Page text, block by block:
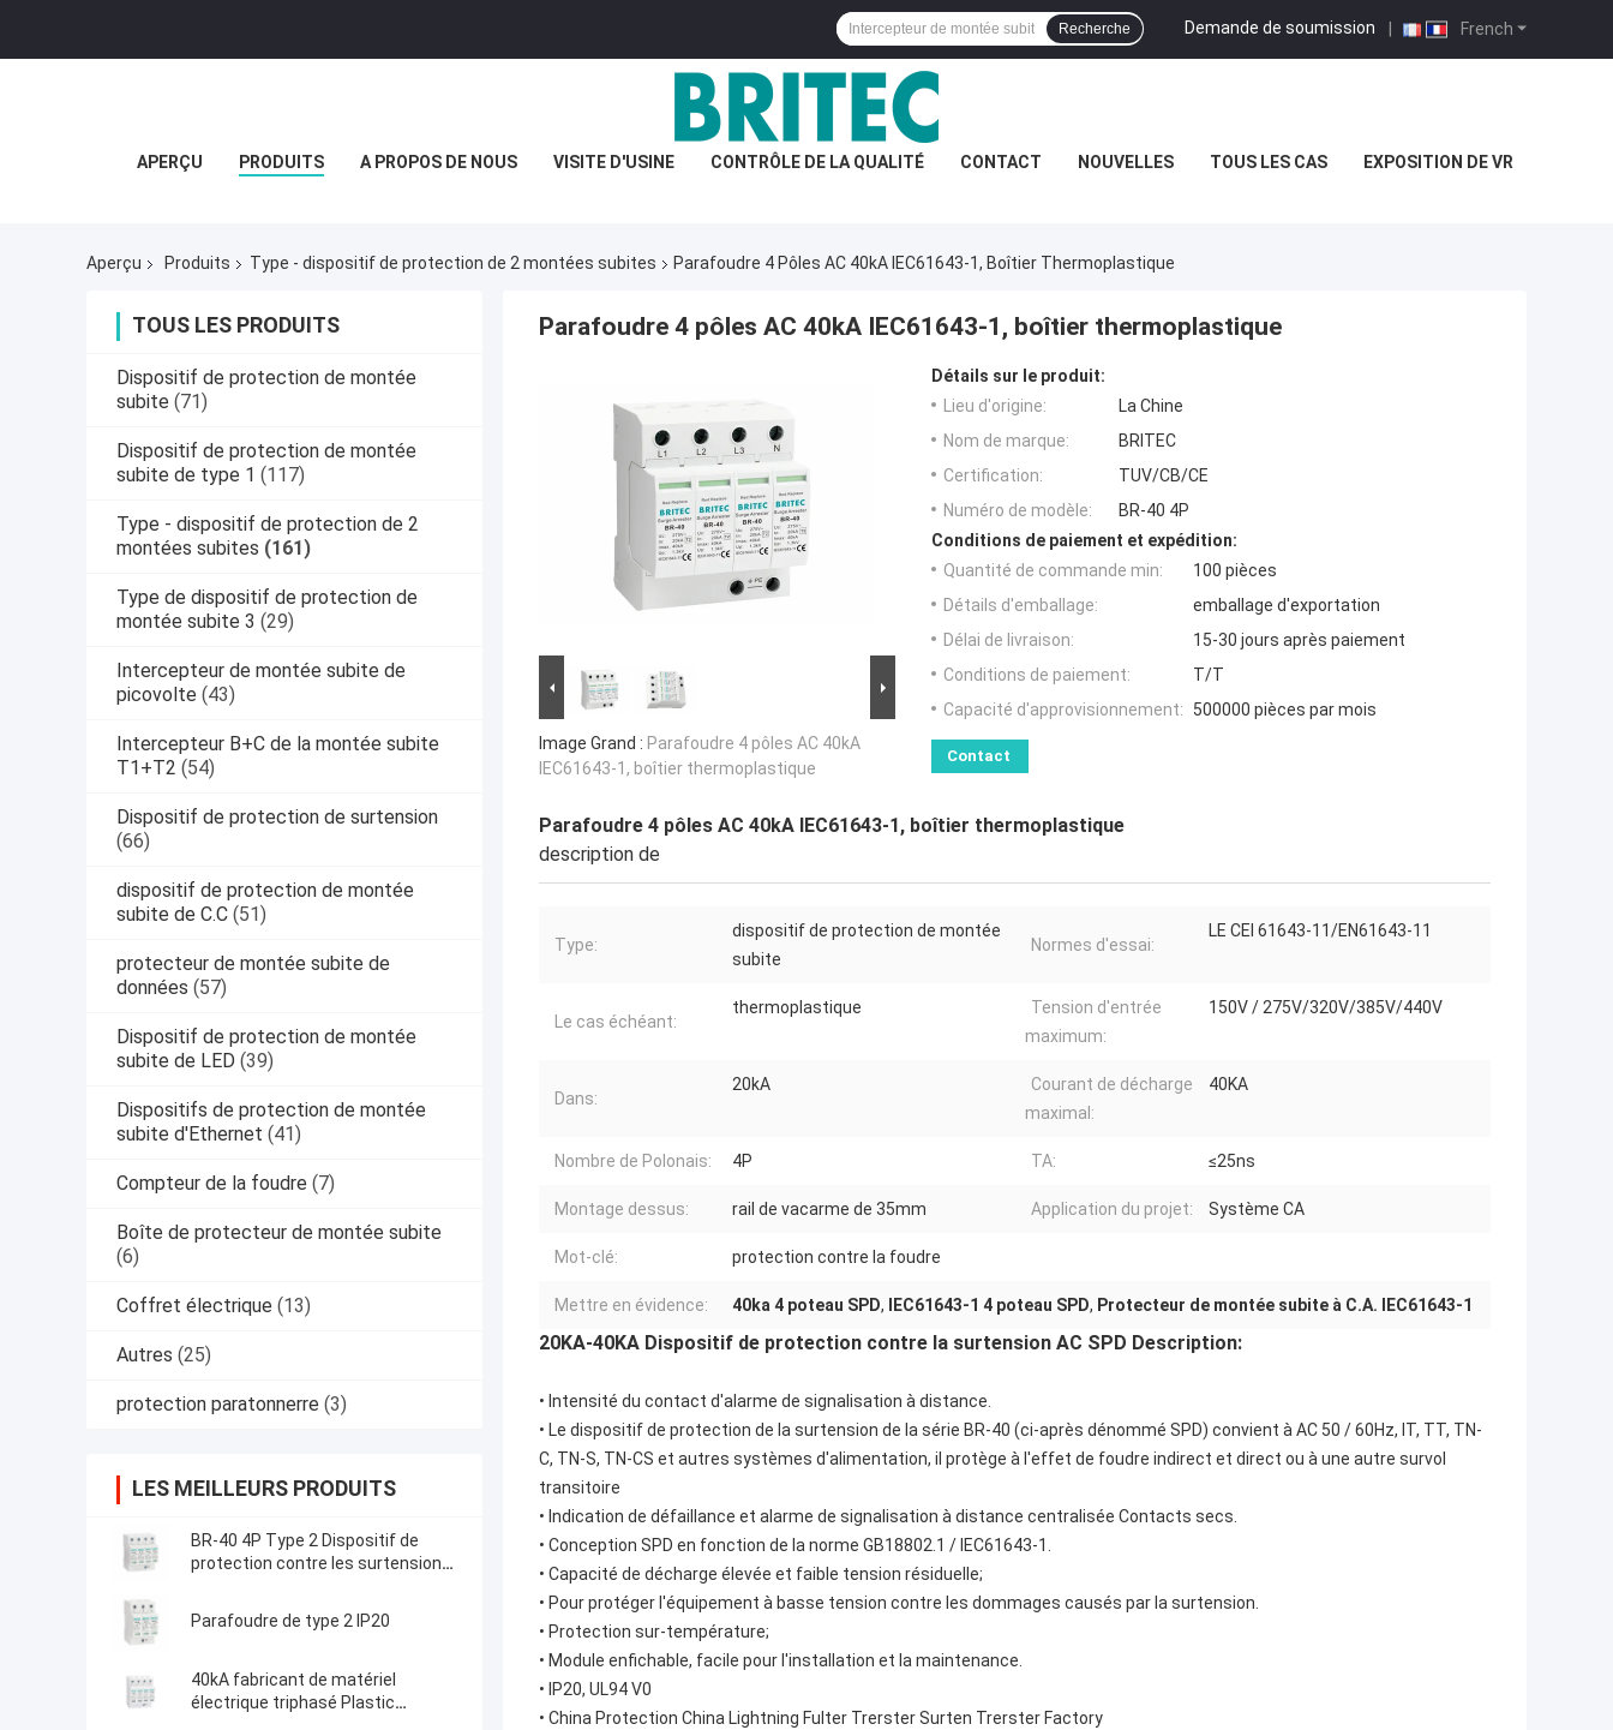
French
Demande de soumission |
Recherche
APERÇU PRODUITS A PROPOS DE NOUS VISITE D'USINE CONTRÔLE DE LA QUALITÉ CONTACT NOUVELLES TOUS LES CAS EXPOSITION DE VR
Aperçu Produits Type - dispositif de protection de 2 montées subites Parafoudre 4 Pôles AC 40kA IEC61643-1, Boîtier Thermoplastique
TOUS LES PRODUITS
Dispositif de protection de montée
subite (71)
Dispositif de protection de montée
subite de type 1 (117)
Type - dispositif de protection de 2
montées subites (161)
Type de dispositif de protection de
montée subite 3 (29)
Intercepteur de montée subite de
picovolte (43)
Intercepteur B+C de la montée subite
T1+T2 (54)
Dispositif de protection de surtension
(66)
dispositif de protection de montée
subite de C.C (51)
protecteur de montée subite de
données (57)
Dispositif de protection de montée
subite de LED (39)
Dispositifs de protection de montée
subite d'Ethernet (41)
Compteur de la foudre (7)
Boîte de protecteur de montée subite
(6)
Coffret électrique (13)
Autres (25)
protection paratonnerre (3)
LES MEILLEURS PRODUITS
BR-40 4P Type 2 Dispositif de
protection contre les surtensions
Parafoudre de type 2 IP20
40kA fabricant de matériel
électrique triphasé Plastic
Parafoudre 4 pôles AC 40kA IEC61643-1, boîtier thermoplastique
Image Grand : Parafoudre 4 pôles AC 40kA
IEC61643-1, boîtier thermoplastique
Détails sur le produit:
Lieu d'origine:
La Chine
Nom de marque:
BRITEC
Certification:
TUV/CB/CE
Numéro de modèle:
BR-40 4P
Conditions de paiement et expédition:
Quantité de commande min:
100 pièces
Détails d'emballage:
emballage d'exportation
Délai de livraison:
15-30 jours après paiement
Conditions de paiement:
T/T
Capacité d'approvisionnement:
500000 pièces par mois
Contact
Parafoudre 4 pôles AC 40kA IEC61643-1, boîtier thermoplastique
description de
Type:
dispositif de protection de montée
subite
Normes d'essai:
LE CEI 61643-11/EN61643-11
Le cas échéant:
thermoplastique
Tension d'entrée
maximum:
150V / 275V/320V/385V/440V
Dans:
20kA
Courant de décharge
maximal:
40KA
Nombre de Polonais: 4P TA: ≤25ns
Montage dessus: rail de vacarme de 35mm Application du projet: Système CA
Mot-clé: protection contre la foudre
Mettre en évidence: 40ka 4 poteau SPD, IEC61643-1 4 poteau SPD, Protecteur de montée subite à C.A. IEC61643-1
20KA-40KA Dispositif de protection contre la surtension AC SPD Description:
• Intensité du contact d'alarme de signalisation à distance.
• Le dispositif de protection de la surtension de la série BR-40 (ci-après dénommé SPD) convient à AC 50 / 60Hz, IT, TT, TN-
C, TN-S, TN-CS et autres systèmes d'alimentation, il protège à l'effet de foudre indirect et direct ou à une autre survol
transitoire
• Indication de défaillance et alarme de signalisation à distance centralisée Contacts secs.
• Conception SPD en fonction de la norme GB18802.1 / IEC61643-1.
• Capacité de décharge élevée et faible tension résiduelle;
• Pour protéger l'équipement à basse tension contre les dommages causés par la surtension.
• Protection sur-température;
• Module enfichable, facile pour l'installation et la maintenance.
• IP20, UL94 V0
• China Protection China Lightning Fulter Trerster Surten Trerster Factory